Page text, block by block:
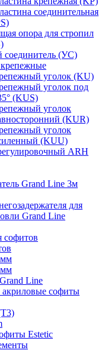
соединительная
опора для стропил
соединитель (УС)
уголок (KU)
уголок под
(KUS)
уголок
(KUR)
уголок
(KUU)
ARH
Grand Line 3м
для
Grand Line
софитов
Line
софиты
Estetic